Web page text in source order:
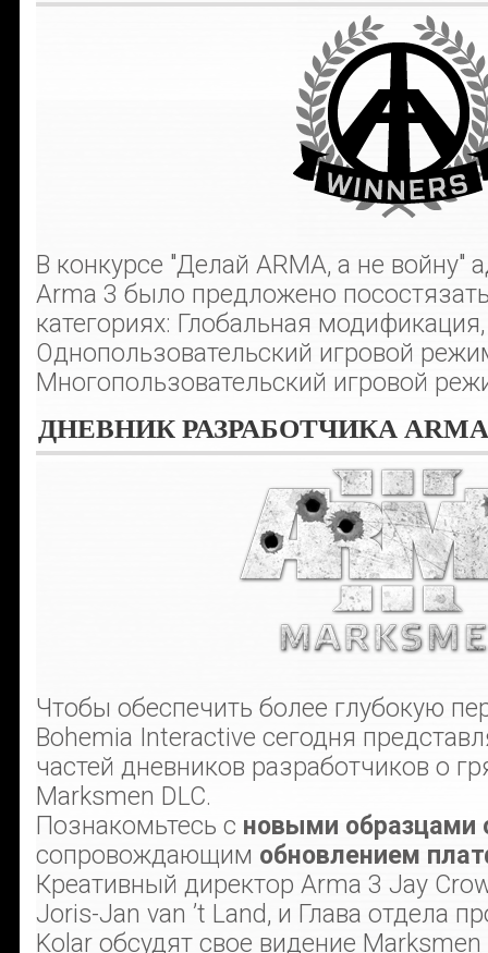
В конкурсе "Делай ARMA, а не войну"
Arma 3 было предложено
категориях: Глобальная модификация,
Однопользовательский игровой
Многопользовательский игровой
ДНЕВНИК РАЗРАБОТЧИКА ARMA
Чтобы обеспечить более глубокую
Bohemia Interactive сегодня
частей дневников разработчиков о
Marksmen DLC.
Познакомьтесь с новыми образцами
сопровождающим обновлением
Креативный директор Arma 3 Jay
Joris-Jan van ’t Land, и Глава отдела
Kolar обсудят свое видение Marksmen